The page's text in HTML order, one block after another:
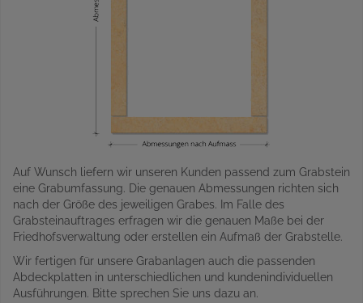
Auf Wunsch liefern wir unseren Kunden passend zum Grabstein
eine Grabumfassung. Die genauen Abmessungen richten sich
nach der Größe des jeweiligen Grabes. Im Falle des
Grabsteinauftrages erfragen wir die genauen Maße bei der
Friedhofsverwaltung oder erstellen ein Aufmaß der Grabstelle.
Wir fertigen für unsere Grabanlagen auch die passenden
Abdeckplatten in unterschiedlichen und kundenindividuellen
Ausführungen. Bitte sprechen Sie uns dazu an.